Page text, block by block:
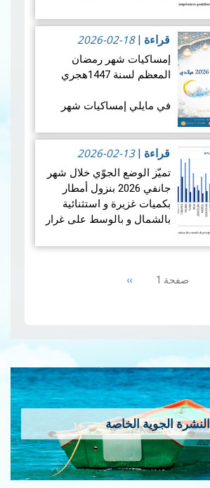
أنحاء البلاد، بمعدل بلغ +1.9
درجة مئوية. ويضع هذالمعدل
شهرجوان… قراءة المزيد
قراءة |
2026-02-18
إمساكيات شهر رمضان
المعظم لسنة 1447هجري
في مايلي إمساكيات شهر
هجري و شملت الإمساكيات
العديد من المدن التونسية
والمناطق المنعزلة جغرافيا.
قراءة |
2026-02-13
تميّز الوضع الجوّي خلال شهر
جانفي 2026 بنزول أمطار
بكميات غزيرة و استثنائية
بالشمال و بالوسط على غرار
جانفي 2026 مما أدى إلى
من…
قراءة المزيد صفحة 1 Next
››
النشرة الجوية الخاصة